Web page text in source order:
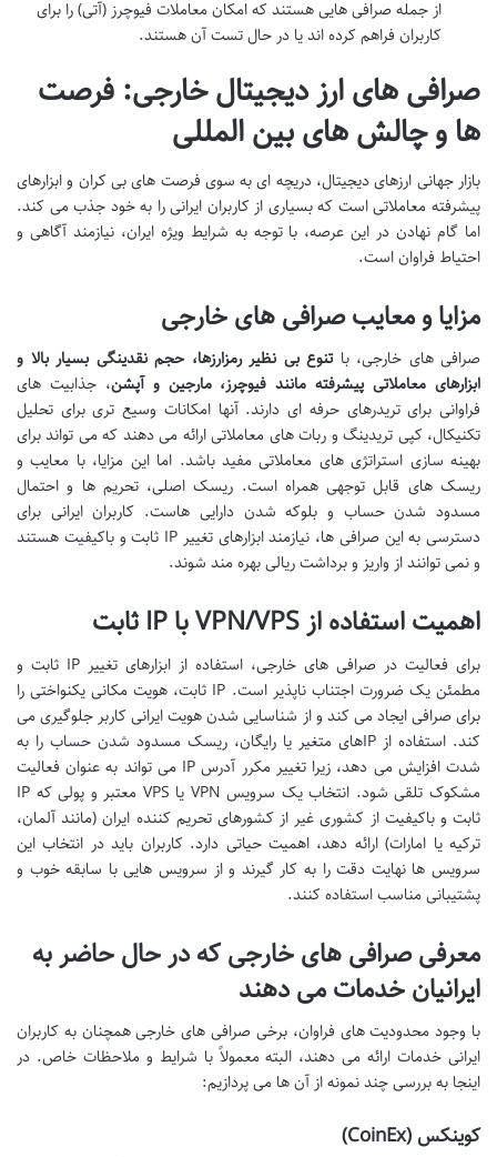
از جمله صرافی هایی هستند که امکان معاملات فیوچرز (آتی) را برای
کاربران فراهم کرده اند یا در حال تست آن هستند.
صرافی های ارز دیجیتال خارجی: فرصت
ها و چالش های بین المللی
بازار جهانی ارزهای دیجیتال، دریچه ای به سوی فرصت های بی کران و ابزارهای
پیشرفته معاملاتی است که بسیاری از کاربران ایرانی را به خود جذب می کند.
اما گام نهادن در این عرصه، با توجه به شرایط ویژه ایران، نیازمند آگاهی و
احتیاط فراوان است.
مزایا و معایب صرافی های خارجی
صرافی های خارجی، باتنوع بی نظیر رمزارزها، حجم نقدینگی بسیار بالا و
ابزارهای معاملاتی پیشرفته مانند فیوچرز، مارجین و آپشن، جذابیت های
فراوانی برای تریدرهای حرفه ای دارند. آنها امکانات وسیع تری برای تحلیل
تکنیکال، کپی تریدینگ و ربات های معاملاتی ارائه می دهند که می تواند برای
بهینه سازی استراتژی های معاملاتی مفید باشد. اما این مزایا، با معایب و
ریسک های قابل توجهی همراه است. ریسک اصلی، تحریم ها و احتمال
مسدود شدن حساب و بلوکه شدن دارایی هاست. کاربران ایرانی برای
دسترسی به این صرافی ها، نیازمند ابزارهای تغییر IP ثابت و باکیفیت هستند
و نمی توانند از واریز و برداشت ریالی بهره مند شوند.
اهمیت استفاده از VPN/VPS با IP ثابت
برای فعالیت در صرافی های خارجی، استفاده از ابزارهای تغییر IP ثابت و
مطمئن یک ضرورت اجتناب ناپذیر است. IP ثابت، هویت مکانی یکنواختی را
برای صرافی ایجاد می کند و از شناسایی شدن هویت ایرانی کاربر جلوگیری می
کند. استفاده از IPهای متغیر یا رایگان، ریسک مسدود شدن حساب را به
شدت افزایش می دهد، زیرا تغییر مکرر آدرس IP می تواند به عنوان فعالیت
مشکوک تلقی شود. انتخاب یک سرویس VPN یا VPS معتبر و پولی که IP
ثابت و باکیفیت از کشوری غیر از کشورهای تحریم کننده ایران (مانند آلمان،
ترکیه یا امارات) ارائه دهد، اهمیت حیاتی دارد. کاربران باید در انتخاب این
سرویس ها نهایت دقت را به کار گیرند و از سرویس هایی با سابقه خوب و
پشتیبانی مناسب استفاده کنند.
معرفی صرافی های خارجی که در حال حاضر به
ایرانیان خدمات می دهند
با وجود محدودیت های فراوان، برخی صرافی های خارجی همچنان به کاربران
ایرانی خدمات ارائه می دهند، البته معمولاً با شرایط و ملاحظات خاص. در
اینجا به بررسی چند نمونه از آن ها می پردازیم:
کوینکس (CoinEx)